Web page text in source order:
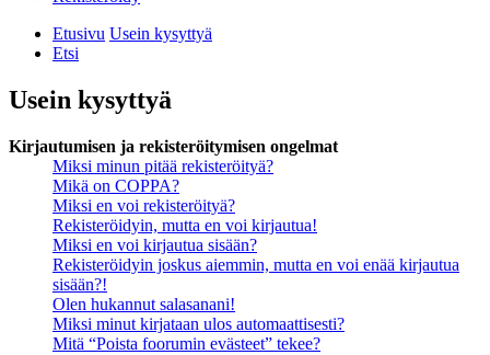
Etusivu Usein kysyttyä
Etsi
Usein kysyttyä
Kirjautumisen ja rekisteröitymisen ongelmat
Miksi minun pitää rekisteröityä?
Mikä on COPPA?
Miksi en voi rekisteröityä?
Rekisteröidyin, mutta en voi kirjautua!
Miksi en voi kirjautua sisään?
Rekisteröidyin joskus aiemmin, mutta en voi enää kirjautua
sisään?!
Olen hukannut salasanani!
Miksi minut kirjataan ulos automaattisesti?
Mitä “Poista foorumin evästeet” tekee?